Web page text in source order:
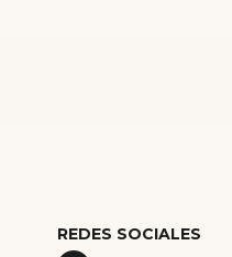
REDES SOCIALES